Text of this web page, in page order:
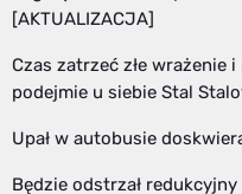
[AKTUALIZACJA]
Czas zatrzeć złe wrażenie
podejmie u siebie Stal
Upał w autobusie
Będzie odstrzał redukcyjny